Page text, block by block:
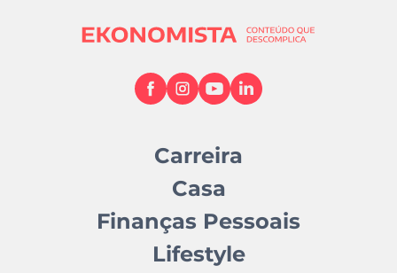
Carreira
Casa
Finanças Pessoais
Lifestyle